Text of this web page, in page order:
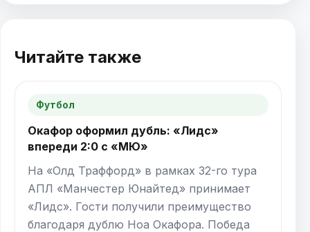
Читайте также
Футбол
Окафор оформил дубль: «Лидс»
впереди 2:0 с «МЮ»
На «Олд Траффорд» в рамках 32-го тура
АПЛ «Манчестер Юнайтед» принимает
«Лидс». Гости получили преимущество
благодаря дублю Ноа Окафора. Победа